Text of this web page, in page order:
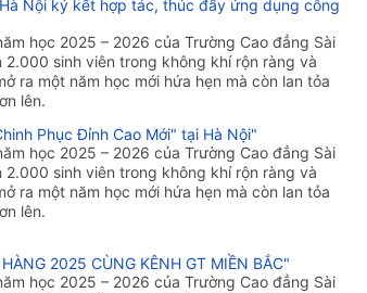
Nội ký kết hợp tác, thúc đẩy ứng dụng công
học 2025 – 2026 của Trường Cao đẳng Sài
2.000 sinh viên trong không khí rộn ràng và
ra một năm học mới hứa hẹn mà còn lan tỏa
lên.
Phục Đỉnh Cao Mới" tại Hà Nội"
học 2025 – 2026 của Trường Cao đẳng Sài
2.000 sinh viên trong không khí rộn ràng và
ra một năm học mới hứa hẹn mà còn lan tỏa
lên.
2025 CÙNG KÊNH GT MIỀN BẮC"
học 2025 – 2026 của Trường Cao đẳng Sài